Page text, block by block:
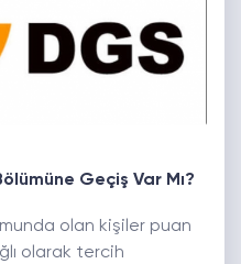
Geçiş Var Mı?
olan kişiler puan
olarak tercih